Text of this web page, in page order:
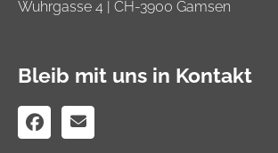
Wuhrgasse 4 | CH-3900 Gamsen
Bleib mit uns in Kontakt
 